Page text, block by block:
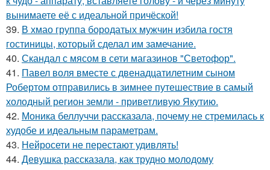
вынимаете её с идеальной причёской!
39. В хмао группа бородатых мужчин избила гостя
гостиницы, который сделал им замечание.
40. Скандал с мясом в сети магазинов "Светофор".
41. Павел воля вместе с двенадцатилетним сыном
Робертом отправились в зимнее путешествие в самый
холодный регион земли - приветливую Якутию.
42. Моника беллуччи рассказала, почему не стремилась к
худобе и идеальным параметрам.
43. Нейросети не перестают удивлять!
44. Девушка рассказала, как трудно молодому